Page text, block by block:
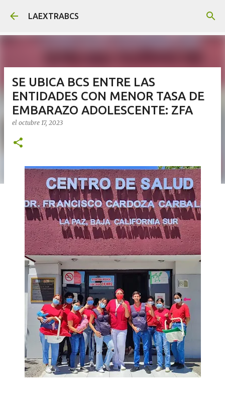
Ir al contenido principal
LAEXTRABCS
SE UBICA BCS ENTRE LAS
ENTIDADES CON MENOR TASA DE
EMBARAZO ADOLESCENTE: ZFA
el octubre 17, 2023